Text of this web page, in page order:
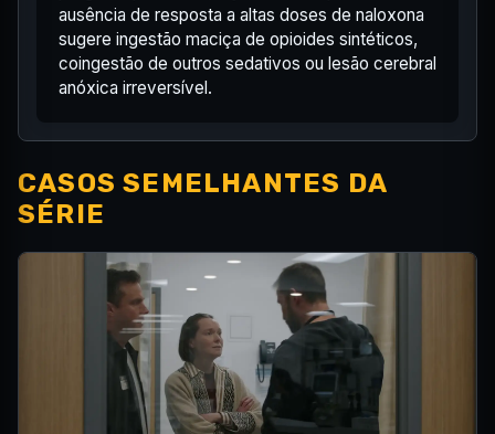
ausência de resposta a altas doses de naloxona
sugere ingestão maciça de opioides sintéticos,
coingestão de outros sedativos ou lesão cerebral
anóxica irreversível.
CASOS SEMELHANTES DA
SÉRIE